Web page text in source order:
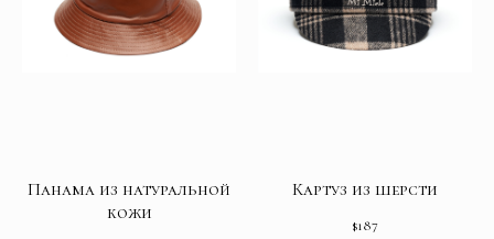
Панама из натуральной
кожи
Картуз из шерсти
$187